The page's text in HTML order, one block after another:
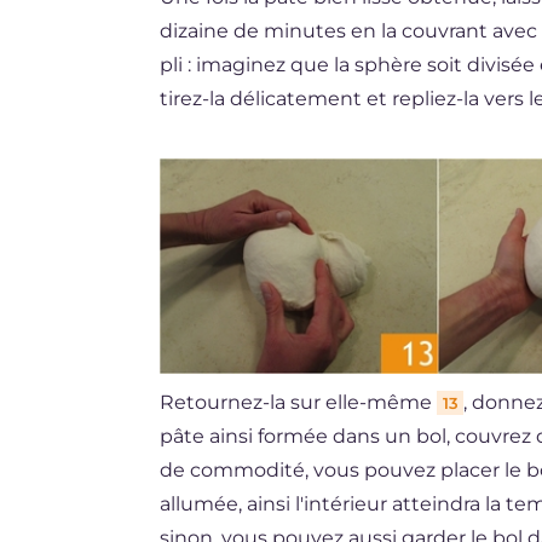
dizaine de minutes en la couvrant
pli : imaginez que la sphère soit
tirez-la délicatement et repliez-la vers
Retournez-la sur elle-même 13 ,
pâte ainsi formée dans un bol,
de commodité, vous pouvez placer le
allumée, ainsi l'intérieur atteindra la
sinon, vous pouvez aussi garder le bol